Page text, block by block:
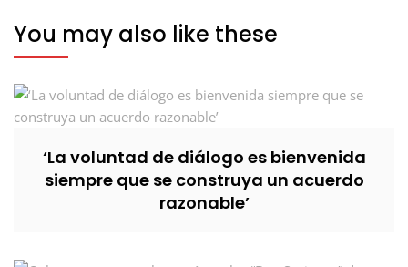
You may also like these
‘La voluntad de diálogo es bienvenida
siempre que se construya un acuerdo
razonable’